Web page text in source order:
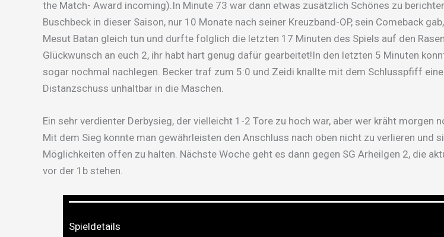
the Match- Award incoming).In Minute 73 war dann etwas zusätzlich Schönes zu
Buschbeck in dieser Saison, nur 10 Monate nach seiner Kreuzband-OP, sein Comeback
Mesut Batan gleich tun und durfte folglich die letzten 17 Minuten des Spiels auf den Rasen.
Glückwunsch an euch 2, ihr habt hart genug dafür gearbeitet!In den letzten 5 Minuten
sogar nochmal nachlegen. Becker traf zum 5:0 und Zeidi knallte mit dem Schlusspfiff
Distanzschuss unhaltbar in die Maschen.
Ein sehr verdienter Derbysieg, der vielleicht 1-2 Tore zu hoch war, aber wer kräht morgen
Mit dem Sieg konnte man gewährleisten den Anschluss nach oben nicht zu verlieren und
Möglichkeiten offen zu halten. Nächste Woche geht es dann gegen SG Arheilgen 2, die
vor der 1b stehen.
Spieldetails